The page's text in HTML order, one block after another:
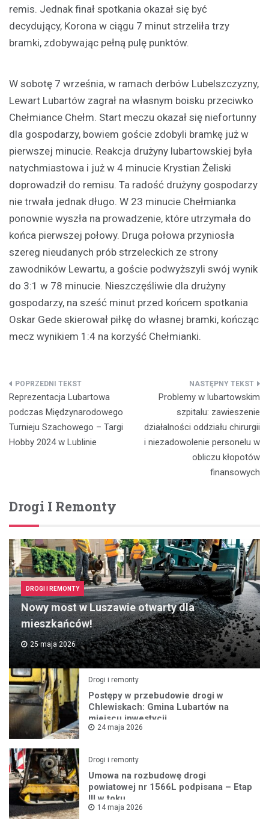
remis. Jednak finał spotkania okazał się być
decydujący, Korona w ciągu 7 minut strzeliła trzy
bramki, zdobywając pełną pulę punktów.
W sobotę 7 września, w ramach derbów Lubelszczyzny,
Lewart Lubartów zagrał na własnym boisku przeciwko
Chełmiance Chełm. Start meczu okazał się niefortunny
dla gospodarzy, bowiem goście zdobyli bramkę już w
pierwszej minucie. Reakcja drużyny lubartowskiej była
natychmiastowa i już w 4 minucie Krystian Żeliski
doprowadził do remisu. Ta radość drużyny gospodarzy
nie trwała jednak długo. W 23 minucie Chełmianka
ponownie wyszła na prowadzenie, które utrzymała do
końca pierwszej połowy. Druga połowa przyniosła
szereg nieudanych prób strzeleckich ze strony
zawodników Lewartu, a goście podwyższyli swój wynik
do 3:1 w 78 minucie. Nieszczęśliwie dla drużyny
gospodarzy, na sześć minut przed końcem spotkania
Oskar Gede skierował piłkę do własnej bramki, kończąc
mecz wynikiem 1:4 na korzyść Chełmianki.
Nawigacja
wpisu
Reprezentacja Lubartowa
podczas Międzynarodowego
Turnieju Szachowego – Targi
Hobby 2024 w Lublinie
Problemy w lubartowskim
szpitalu: zawieszenie
działalności oddziału chirurgii
i niezadowolenie personelu w
obliczu kłopotów
finansowych
Drogi I Remonty
DROGI I REMONTY
Nowy most w Luszawie otwarty dla
mieszkańców!
25 maja 2026
Drogi i remonty
Postępy w przebudowie drogi w
Chlewiskach: Gmina Lubartów na
miejscu inwestycji
24 maja 2026
Drogi i remonty
Umowa na rozbudowę drogi
powiatowej nr 1566L podpisana – Etap
III w toku
14 maja 2026